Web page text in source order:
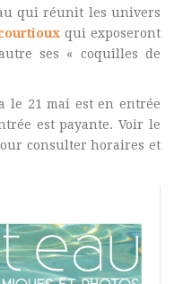
qui réunit les univers
qui exposeront
ses « coquilles de
le 21 mai est en entrée
est payante. Voir le
consulter horaires et